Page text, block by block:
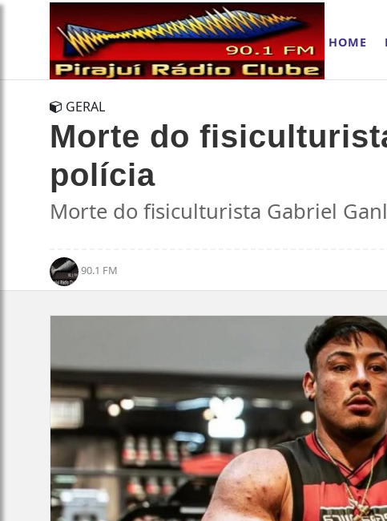
HOME
GERAL
Morte do
polícia
Morte do fisiculturista Gabriel
90.1 FM